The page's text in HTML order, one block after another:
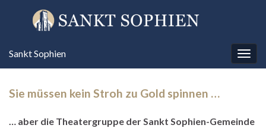
Sankt Sophien
Sie müssen kein Stroh zu Gold spinnen …
… aber die Theatergruppe der Sankt Sophien-Gemeinde